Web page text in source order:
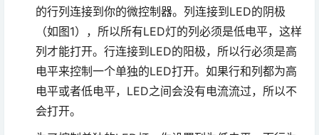
的行列连接到你的微控制器。列连接到LED的阴极
（如图1），所以所有LED灯的列必须是低电平，这样
列才能打开。行连接到LED的阳极，所以行必须是高
电平来控制一个单独的LED打开。如果行和列都为高
电平或者低电平，LED之间会没有电流流过，所以不
会打开。